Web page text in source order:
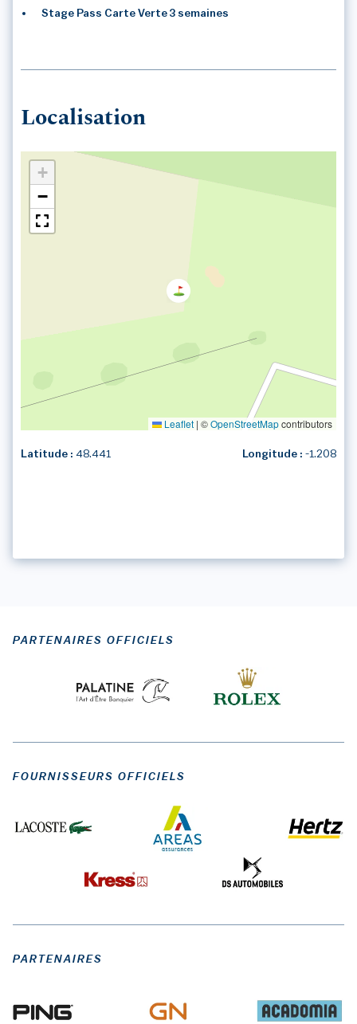
Stage Pass Carte Verte 3 semaines
Localisation
+
−
Leaflet | ©OpenStreetMapcontributors
Latitude : 48.441 Longitude : -1.208
PARTENAIRES OFFICIELS
FOURNISSEURS OFFICIELS
PARTENAIRES